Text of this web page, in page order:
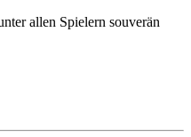
allen Spielern souverän